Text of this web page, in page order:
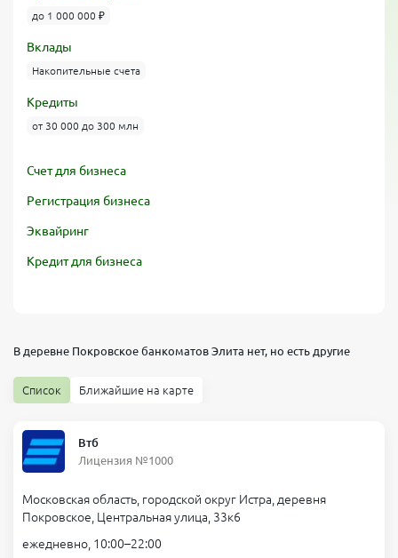
до 1 000 000 ₽
Вклады
Накопительные счета
Кредиты
от 30 000 до 300 млн
Счет для бизнеса
Регистрация бизнеса
Эквайринг
Кредит для бизнеса
В деревне Покровское банкоматов Элита нет, но есть другие
Список Ближайшие на карте
Втб
Лицензия №1000
Московская область, городской округ Истра, деревня
Покровское, Центральная улица, 33к6
ежедневно, 10:00–22:00